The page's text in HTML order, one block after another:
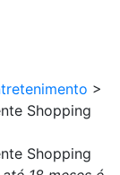
>
Shopping
Shopping